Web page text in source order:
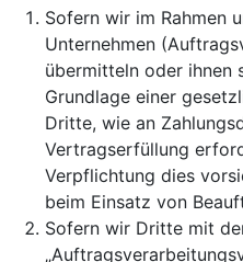
Sofern wir im Rahmen
Unternehmen
übermitteln oder ihnen
Grundlage einer
Dritte, wie an
Vertragserfüllung
Verpflichtung dies
beim Einsatz von
Sofern wir Dritte mit